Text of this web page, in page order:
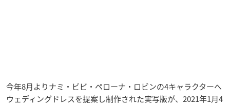
今年8月よりナミ・ビビ・ペローナ・ロビンの4キャラクターへ
ウェディングドレスを提案し制作された実写版が、2021年1月4